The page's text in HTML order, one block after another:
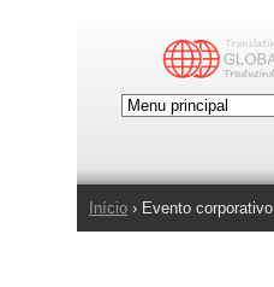
Você está aqui
Início › Evento corporativo